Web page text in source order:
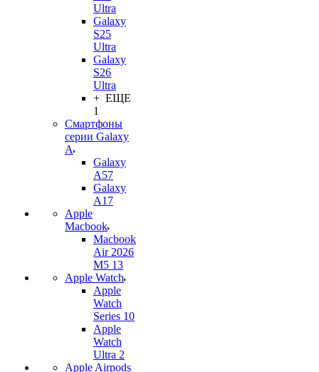
Ultra
Galaxy
S25
Ultra
Galaxy
S26
Ultra
+ ЕЩЕ
1
Смартфоны
серии Galaxy
A
Galaxy
A57
Galaxy
A17
Apple
Macbook
Macbook
Air 2026
M5 13
Apple Watch
Apple
Watch
Series 10
Apple
Watch
Ultra 2
Apple Airpods